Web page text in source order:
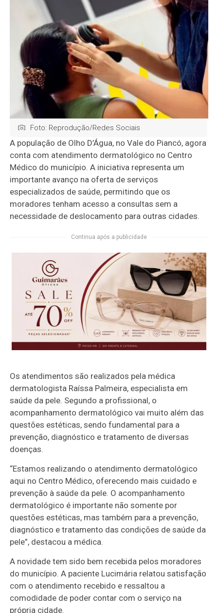
Foto: Reprodução/Redes Sociais
A população de Olho D’Água, no Vale do Piancó, agora
conta com atendimento dermatológico no Centro
Médico do município. A iniciativa representa um
importante avanço na oferta de serviços
especializados de saúde, permitindo que os
moradores tenham acesso a consultas sem a
necessidade de deslocamento para outras cidades.
Continua após a publicidade
Os atendimentos são realizados pela médica
dermatologista Raíssa Palmeira, especialista em
saúde da pele. Segundo a profissional, o
acompanhamento dermatológico vai muito além das
questões estéticas, sendo fundamental para a
prevenção, diagnóstico e tratamento de diversas
doenças.
“Estamos realizando o atendimento dermatológico
aqui no Centro Médico, oferecendo mais cuidado e
prevenção à saúde da pele. O acompanhamento
dermatológico é importante não somente por
questões estéticas, mas também para a prevenção,
diagnóstico e tratamento das condições de saúde da
pele”, destacou a médica.
A novidade tem sido bem recebida pelos moradores
do município. A paciente Lucimária relatou satisfação
com o atendimento recebido e ressaltou a
comodidade de poder contar com o serviço na
própria cidade.